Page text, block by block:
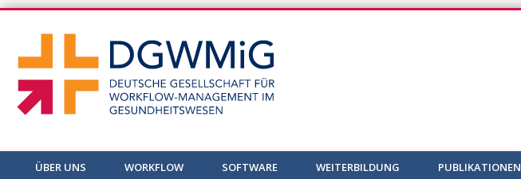
ÜBER UNS WORKFLOW SOFTWARE WEITERBILDUNG PUBLIKATIONEN